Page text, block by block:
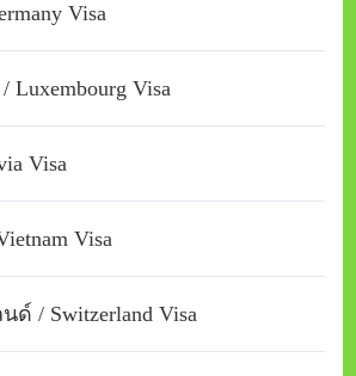
Visa
Luxembourg Visa
Visa
Visa
ด์ / Switzerland Visa